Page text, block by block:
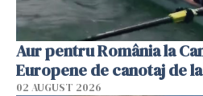
Aur pentru România la
Europene de canotaj de
02 AUGUST 2026